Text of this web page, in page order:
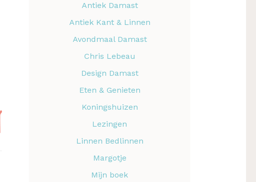
Antiek Damast
Antiek Kant & Linnen
Avondmaal Damast
Chris Lebeau
Design Damast
Eten & Genieten
Koningshuizen
Lezingen
Linnen Bedlinnen
Margotje
Mijn boek